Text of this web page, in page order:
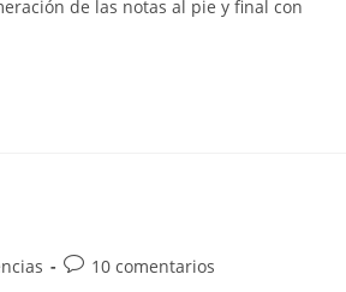
de las notas al pie y final con
Comentarios
10 comentarios